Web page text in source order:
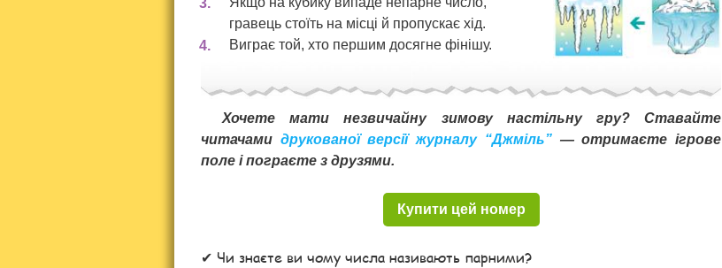
гравець стоїть на місці й пропускає хід.
Виграє той, хто першим досягне фінішу.
Хочете мати незвичайну зимову настільну гру? Ставайте
читачами друкованої версії журналу “Джміль”— отримаєте ігрове
поле і пограєте з друзями.
Купити цей номер
Чи знаєте ви чому числа називають парними?